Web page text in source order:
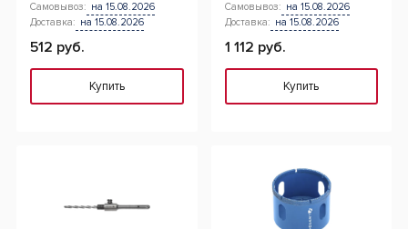
Самовывоз: на 15.08.2026
Доставка: на 15.08.2026
512 руб.
Купить
Самовывоз: на 15.08.2026
Доставка: на 15.08.2026
1 112 руб.
Купить